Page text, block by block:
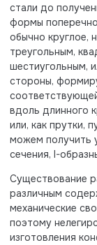
стали до
формы
обычно круглое,
треугольным,
шестиугольным,
стороны,
вдоль длинного
или, как прутки,
можем получить
сечения, I-
Существование
различным
механические
поэтому
изготовления